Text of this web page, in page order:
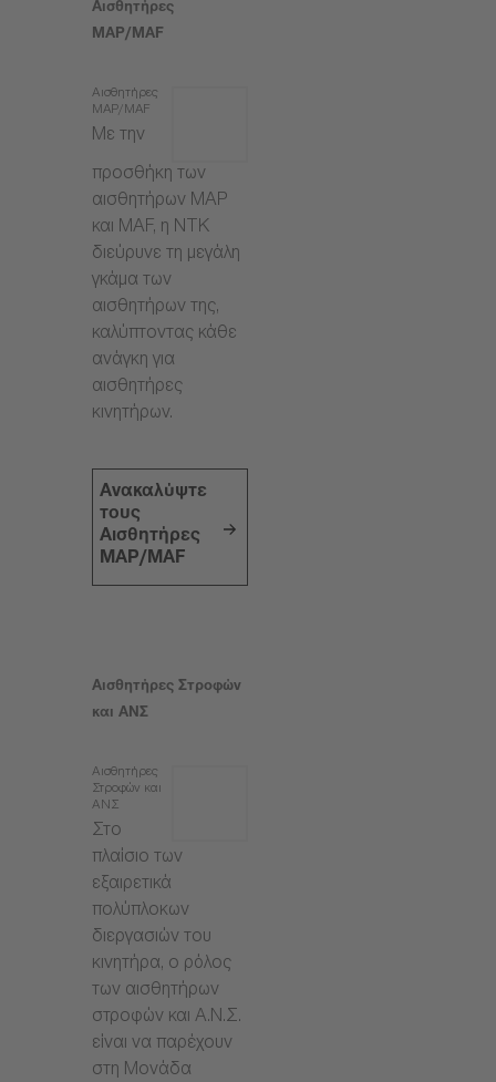
Αισθητήρες
MAP/MAF
Αισθητήρες
MAP/MAF
Με την
προσθήκη των
αισθητήρων MAP
και MAF, η NTK
διεύρυνε τη μεγάλη
γκάμα των
αισθητήρων της,
καλύπτοντας κάθε
ανάγκη για
αισθητήρες
κινητήρων.
Ανακαλύψτε
τους
Αισθητήρες
MAP/MAF
Αισθητήρες Στροφών
και ΑΝΣ
Αισθητήρες
Στροφών και
ΑΝΣ
Στο
πλαίσιο των
εξαιρετικά
πολύπλοκων
διεργασιών του
κινητήρα, ο ρόλος
των αισθητήρων
στροφών και Α.Ν.Σ.
είναι να παρέχουν
στη Μονάδα